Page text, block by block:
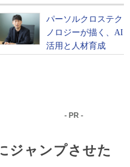
- PR -
ジャンプさせた